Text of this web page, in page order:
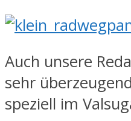
Auch unsere
sehr
speziell im